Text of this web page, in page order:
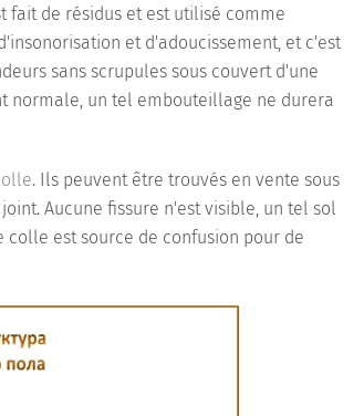
fait de résidus et est utilisé comme
et d'adoucissement, et c'est
sans scrupules sous couvert d'une
normale, un tel embouteillage ne durera
. Ils peuvent être trouvés en vente sous
Aucune fissure n'est visible, un tel sol
est source de confusion pour de